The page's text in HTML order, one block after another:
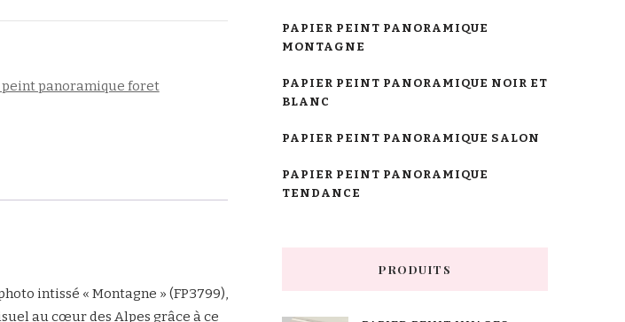
panoramique foret
intissé « Montagne » (FP3799),
au cœur des Alpes grâce à ce
PAPIER PEINT PANORAMIQUE
MONTAGNE
PAPIER PEINT PANORAMIQUE NOIR ET
BLANC
PAPIER PEINT PANORAMIQUE SALON
PAPIER PEINT PANORAMIQUE
TENDANCE
PRODUITS